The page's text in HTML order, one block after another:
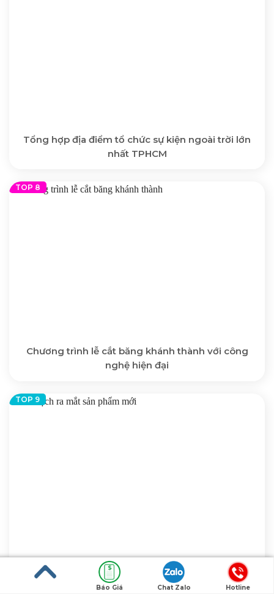
Tổng hợp địa điểm tổ chức sự kiện ngoài trời lớn
nhất TPHCM
Chương trình lễ cắt băng khánh thành với công
nghệ hiện đại
Lập kế hoạch ra mắt sản phẩm mới cần lưu ý điều
Hotline
Chat Zalo
Báo Giá